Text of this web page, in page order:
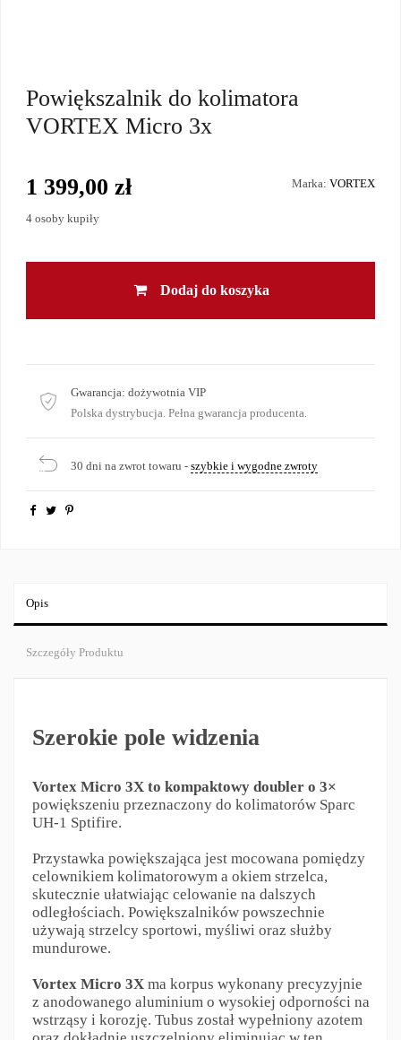
Powiększalnik do kolimatora
VORTEX Micro 3x
Marka: VORTEX
1 399,00 zł
4 osoby kupiły
Dodaj do koszyka
Gwarancja: dożywotnia VIP
Polska dystrybucja. Pełna gwarancja producenta.
30 dni na zwrot towaru - szybkie i wygodne zwroty
Opis
Szczegóły Produktu
Szerokie pole widzenia
Vortex Micro 3X to kompaktowy doubler o 3×
powiększeniu przeznaczony do kolimatorów Sparc
UH-1 Sptifire.
Przystawka powiększająca jest mocowana pomiędzy
celownikiem kolimatorowym a okiem strzelca,
skutecznie ułatwiając celowanie na dalszych
odległościach. Powiększalników powszechnie
używają strzelcy sportowi, myśliwi oraz służby
mundurowe.
Vortex Micro 3X ma korpus wykonany precyzyjnie
z anodowanego aluminium o wysokiej odporności na
wstrząsy i korozję. Tubus został wypełniony azotem